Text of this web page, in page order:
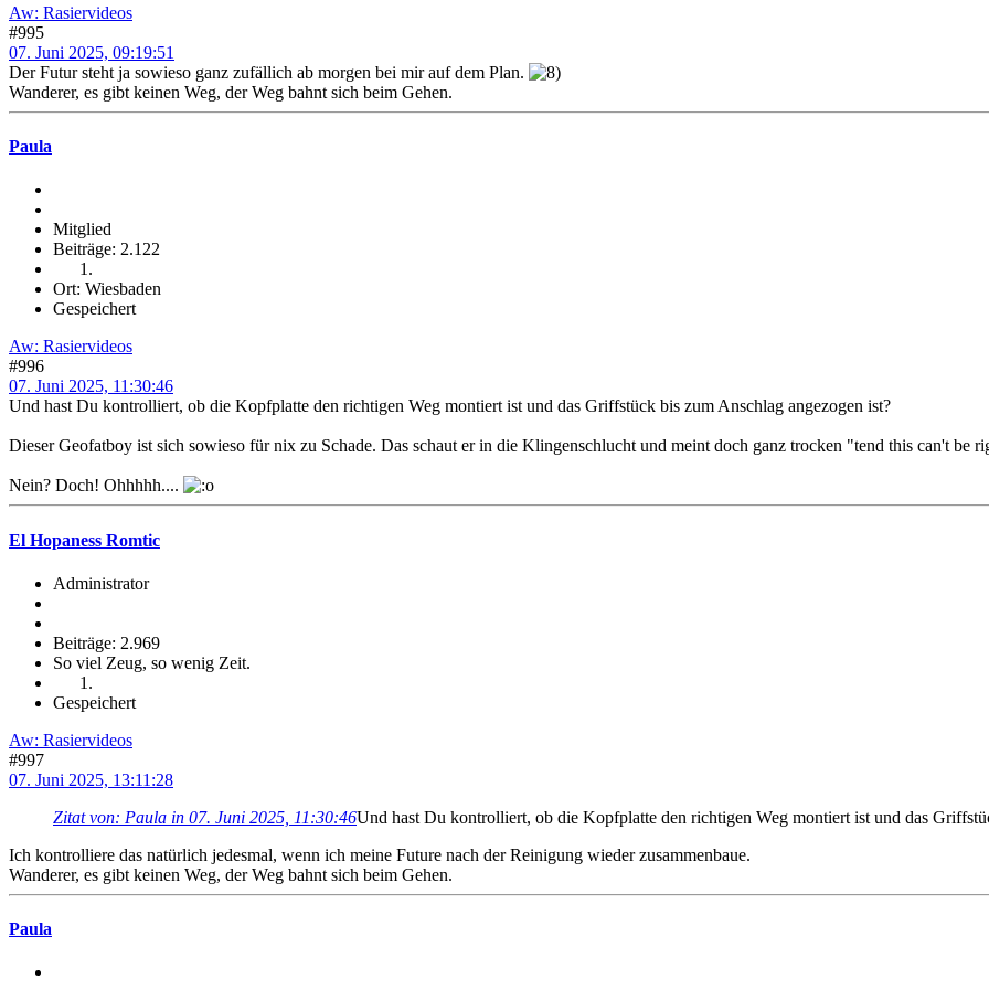
Aw: Rasiervideos
#995
07. Juni 2025, 09:19:51
Der Futur steht ja sowieso ganz zufällich ab morgen bei mir auf dem Plan.
Wanderer, es gibt keinen Weg, der Weg bahnt sich beim Gehen.
Paula
Mitglied
Beiträge: 2.122
Ort: Wiesbaden
Gespeichert
Aw: Rasiervideos
#996
07. Juni 2025, 11:30:46
Und hast Du kontrolliert, ob die Kopfplatte den richtigen Weg montiert ist und das Griffstück bis zum Anschlag angezogen ist?
Dieser Geofatboy ist sich sowieso für nix zu Schade. Das schaut er in die Klingenschlucht und meint doch ganz trocken "tend this can't be
Nein? Doch! Ohhhhh....
El Hopaness Romtic
Administrator
Beiträge: 2.969
So viel Zeug, so wenig Zeit.
Gespeichert
Aw: Rasiervideos
#997
07. Juni 2025, 13:11:28
Zitat von: Paula in 07. Juni 2025, 11:30:46Und hast Du kontrolliert, ob die Kopfplatte den richtigen Weg montiert ist und das
Ich kontrolliere das natürlich jedesmal, wenn ich meine Future nach der Reinigung wieder zusammenbaue.
Wanderer, es gibt keinen Weg, der Weg bahnt sich beim Gehen.
Paula